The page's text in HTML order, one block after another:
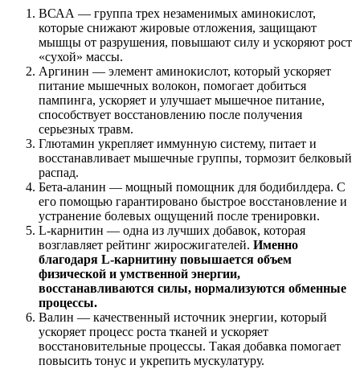
ВСАА — группа трех незаменимых аминокислот,
которые снижают жировые отложения, защищают
мышцы от разрушения, повышают силу и ускоряют рост
«сухой» массы.
Аргинин — элемент аминокислот, который ускоряет
питание мышечных волокон, помогает добиться
пампинга, ускоряет и улучшает мышечное питание,
способствует восстановлению после получения
серьезных травм.
Глютамин укрепляет иммунную систему, питает и
восстанавливает мышечные группы, тормозит белковый
распад.
Бета-аланин — мощный помощник для бодибилдера. С
его помощью гарантировано быстрое восстановление и
устранение болевых ощущений после тренировки.
L-карнитин — одна из лучших добавок, которая
возглавляет рейтинг жиросжигателей. Именно
благодаря L-карнитину повышается объем
физической и умственной энергии,
восстанавливаются силы, нормализуются обменные
процессы.
Валин — качественный источник энергии, который
ускоряет процесс роста тканей и ускоряет
восстановительные процессы. Такая добавка помогает
повысить тонус и укрепить мускулатуру.